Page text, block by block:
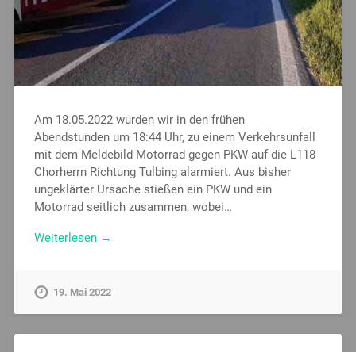
Am 18.05.2022 wurden wir in den frühen
Abendstunden um 18:44 Uhr, zu einem Verkehrsunfall
mit dem Meldebild Motorrad gegen PKW auf die L118
Chorherrn Richtung Tulbing alarmiert. Aus bisher
ungeklärter Ursache stießen ein PKW und ein
Motorrad seitlich zusammen, wobei…
Weiterlesen →
19. Mai 2022